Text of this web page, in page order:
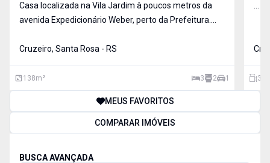
Casa localizada na Vila Jardim à poucos metros da
avenida Expedicionário Weber, perto da Prefeitura.
138,00 m², distribuídos em 03 dormitórios, 02
01 ga
Cruzeiro, Santa Rosa - RS
138m² 3 2 1 300
MEUS FAVORITOS
COMPARAR IMÓVEIS
BUSCA AVANÇADA